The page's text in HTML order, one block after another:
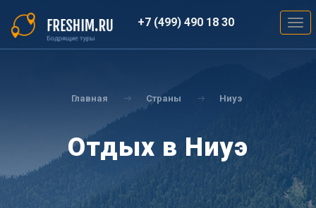
основному
содержанию
+7 (499) 490 18 30
Главная Страны Ниуэ
Отдых в Ниуэ